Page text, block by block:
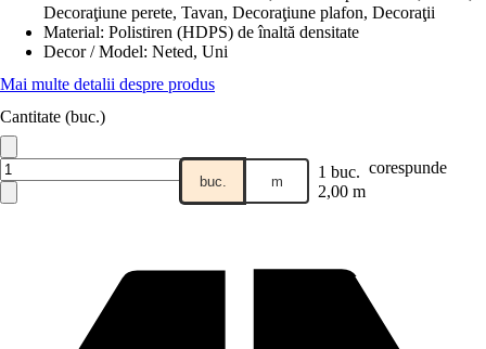
Decoraţiune perete, Tavan, Decoraţiune plafon, Decoraţii
Material: Polistiren (HDPS) de înaltă densitate
Decor / Model: Neted, Uni
Mai multe detalii despre produs
Cantitate (buc.)
buc. m 1 buc. corespunde
2,00 m